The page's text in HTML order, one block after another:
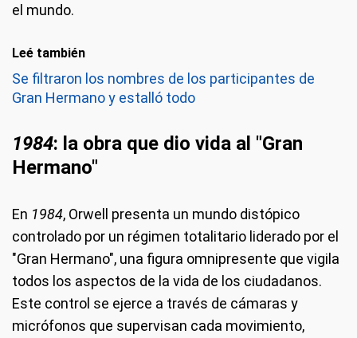
el mundo.
Leé también
Se filtraron los nombres de los participantes de
Gran Hermano y estalló todo
1984: la obra que dio vida al "Gran
Hermano"
En 1984, Orwell presenta un mundo distópico
controlado por un régimen totalitario liderado por el
"Gran Hermano", una figura omnipresente que vigila
todos los aspectos de la vida de los ciudadanos.
Este control se ejerce a través de cámaras y
micrófonos que supervisan cada movimiento,